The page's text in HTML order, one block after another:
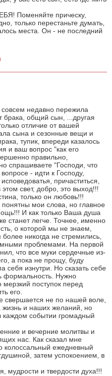
Поменяйте прическу,
только перестаньте думать,
места. Он - не последний
недавно пережила
брака, общий сын, ...другая
отличие от вашей
сына и сезонные вещи и
тупик, впереди казалось
и ваш вопрос "как его
правильно,
спрашиваете "Господи, что
- идти к Господу,
причаститься,
свет, добро, это выход!!!
только он любовь!!!
мои слова, но главное
И как только Ваша душа
станет легче. Точнее, именно
о которой мы не знаем,
никогда не стремились,
проблемами. На первой
что все муки сердечные из-
а пока не прощу, буду
себя изнутри. Но сказать себе
формальность. Нужно
мерзкий поступок перед
его.
свершается не по нашей воле,
жизнь и наших желаний, но
каждом событии громадный
и вечерние молитвы и
нас. Как сказал мне
колоссальный ежедневный
затем успокоением, в
мудрости и твердости духа!!!